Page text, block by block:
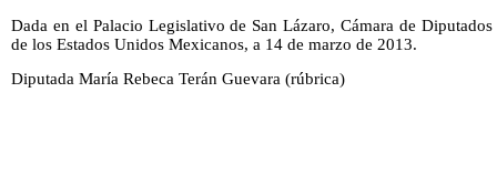
Dada en el Palacio Legislativo de San Lázaro, Cámara de
de los Estados Unidos Mexicanos, a 14 de marzo de 2013.
Diputada María Rebeca Terán Guevara (rúbrica)